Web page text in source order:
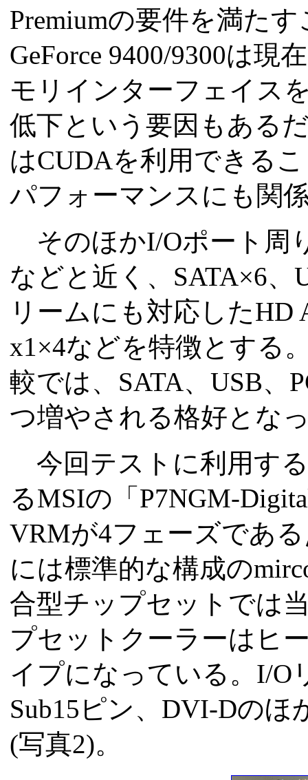
Premiumの要件を満た
GeForce 9400/9300は
モリインターフェイス
低下という要因もある
はCUDAを利用できる
パフォーマンスにも関
そのほかI/Oポート周
などと近く、SATA×6、
リームにも対応したHD
x1×4などを特徴とする
較では、SATA、USB、
つ増やされる格好とな
今回テストに利用する
るMSIの「P7NGM-
VRMが4フェーズであ
には標準的な構成の
合型チップセットでは
プセットクーラーはヒ
イプになっている。I/O
Sub15ピン、DVI-Dの
(写真2)。